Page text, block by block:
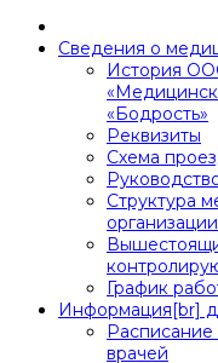
Сведения о
История
«Бодрость»
Реквизиты
Схема
Структура
организации
График
Информация[br]
врачей